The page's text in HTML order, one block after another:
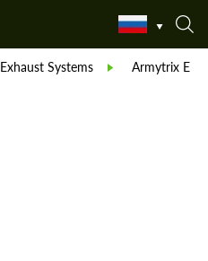
Exhaust Systems Armytrix